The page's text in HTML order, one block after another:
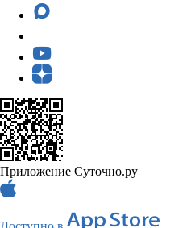
Приложение Суточно.ру